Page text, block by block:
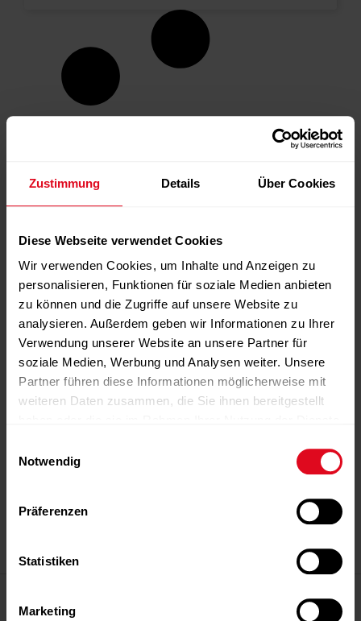
Zustimmung Details Über Cookies
Diese Webseite verwendet Cookies
Wir verwenden Cookies, um Inhalte und Anzeigen zu
personalisieren, Funktionen für soziale Medien anbieten
zu können und die Zugriffe auf unsere Website zu
analysieren. Außerdem geben wir Informationen zu Ihrer
Verwendung unserer Website an unsere Partner für
soziale Medien, Werbung und Analysen weiter. Unsere
Partner führen diese Informationen möglicherweise mit
weiteren Daten zusammen, die Sie ihnen bereitgestellt
Notwendig
Präferenzen
Statistiken
Marketing
-Anzeige- -Anzeige-
-Anzeige-